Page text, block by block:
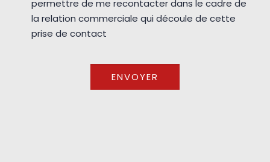
permettre de me recontacter dans le cadre de
la relation commerciale qui découle de cette
prise de contact